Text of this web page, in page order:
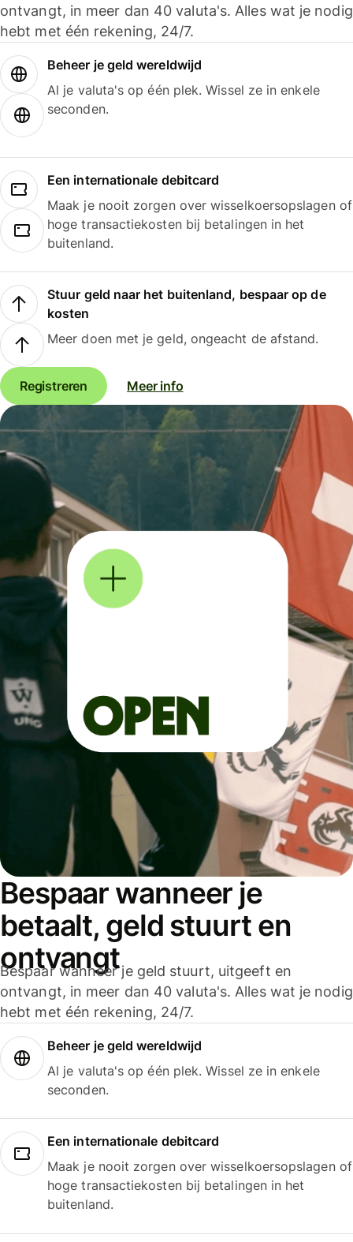
ontvangt, in meer dan 40 valuta's. Alles wat je nodig
hebt met één rekening, 24/7.
Beheer je geld wereldwijd
Al je valuta's op één plek. Wissel ze in enkele
seconden.
Een internationale debitcard
Maak je nooit zorgen over wisselkoersopslagen of
hoge transactiekosten bij betalingen in het
buitenland.
Stuur geld naar het buitenland, bespaar op de
kosten
Meer doen met je geld, ongeacht de afstand.
Registreren Meer info
Bespaar wanneer je
betaalt, geld stuurt en
ontvangt
Bespaar wanneer je geld stuurt, uitgeeft en
ontvangt, in meer dan 40 valuta's. Alles wat je nodig
hebt met één rekening, 24/7.
Beheer je geld wereldwijd
Al je valuta's op één plek. Wissel ze in enkele
seconden.
Een internationale debitcard
Maak je nooit zorgen over wisselkoersopslagen of
hoge transactiekosten bij betalingen in het
buitenland.